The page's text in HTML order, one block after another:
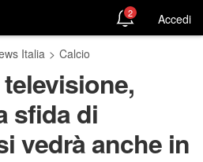
2 Accedi
Italia > Calcio
sfida di
vedrà anche in